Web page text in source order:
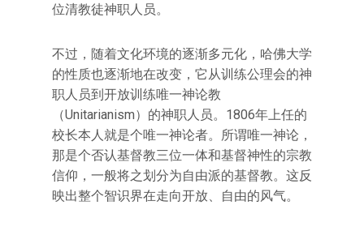
位清教徒神职人员。
不过，随着文化环境的逐渐多元化，哈佛大学
的性质也逐渐地在改变，它从训练公理会的神
职人员到开放训练唯一神论教
（Unitarianism）的神职人员。1806年上任的
校长本人就是个唯一神论者。所谓唯一神论，
那是个否认基督教三位一体和基督神性的宗教
信仰，一般将之划分为自由派的基督教。这反
映出整个智识界在走向开放、自由的风气。